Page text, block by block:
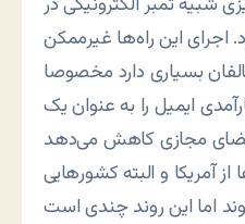
اجرای این راه‌ها غیرممکن
بسیاری دارد مخصوصا
ایمیل را به عنوان یک
آمریکا و البته کشورهایی
اما این روند چندی است